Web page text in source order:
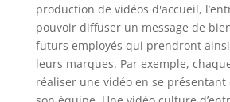
production de vidéos d'accueil,
pouvoir diffuser un message de
futurs employés qui prendront
leurs marques. Par exemple,
réaliser une vidéo en se